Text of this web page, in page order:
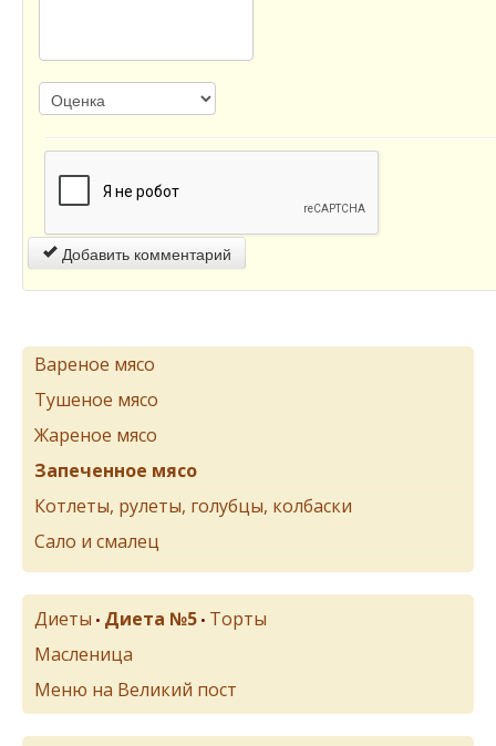
Добавить комментарий
Вареное мясо
Тушеное мясо
Жареное мясо
Запеченное мясо
Котлеты, рулеты, голубцы, колбаски
Сало и смалец
Диеты • Диета №5 • Торты
Масленица
Меню на Великий пост